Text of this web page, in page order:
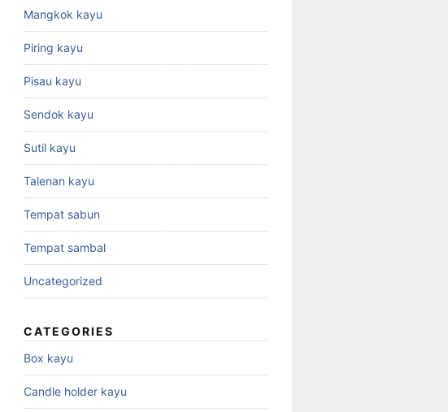
Mangkok kayu
Piring kayu
Pisau kayu
Sendok kayu
Sutil kayu
Talenan kayu
Tempat sabun
Tempat sambal
Uncategorized
CATEGORIES
Box kayu
Candle holder kayu